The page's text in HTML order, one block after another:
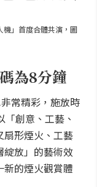
」首度合體共演，圖
為8分鐘
常精彩，施放時
創意、工藝、
扇形煙火、工藝
綻放」的藝術效
的煙火觀賞體